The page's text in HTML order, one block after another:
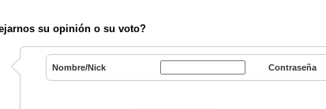
su opinión o su voto?
Nombre/Nick Contraseña